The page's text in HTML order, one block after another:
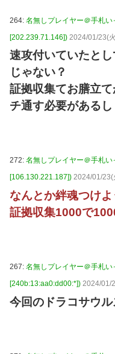
264: 名無しプレイヤー＠手札
[202.239.71.146]) 2024/01/23(
速攻付いていたと
じゃない？
証拠収集てお膳立
チ通す必要があるし
272: 名無しプレイヤー＠手札い
[106.130.221.187]) 2024/01/23(
なんとか絆魂つけよ
証拠収集1000で
267: 名無しプレイヤー＠手札
[240b:13:aa0:dd00:*]) 2024/01/
今回のドラコサウ